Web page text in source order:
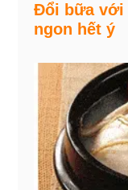
Đổi bữa với
ngon hết ý